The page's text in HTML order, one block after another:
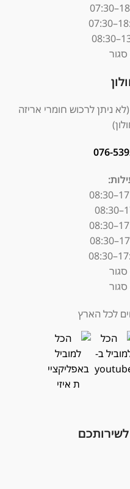
(לא ניתן לרכוש חומרי אריזה
076-
סגור
לכל הארץ